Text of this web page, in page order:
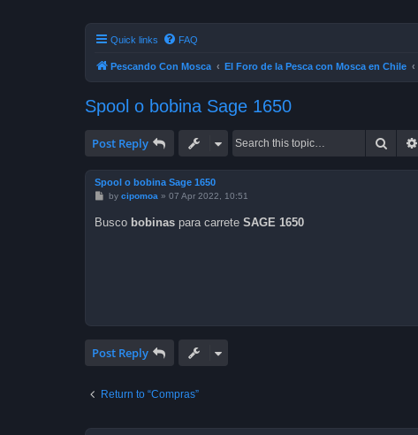
Quick links FAQ
Pescando Con Mosca El Foro de la Pesca con Mosca en Chile
Spool o bobina Sage 1650
Post Reply Search
Spool o bobina Sage 1650
P
t
by cipomoa » 07 Apr 2022, 10:51
Busco bobinas para carrete SAGE 1650
Post Reply
Return to “Compras”